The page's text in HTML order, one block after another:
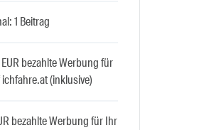
1 Beitrag
bezahlte Werbung für
(inklusive)
bezahlte Werbung für Ihr